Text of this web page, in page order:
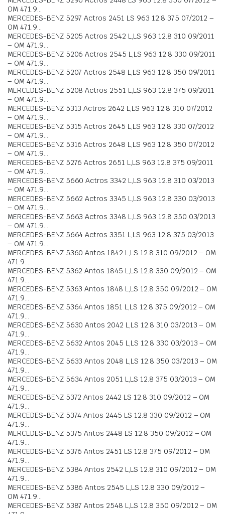
OM 471.9…
MERCEDES-BENZ 5297 Actros 2451 LS 963 12.8 375 07/2012 –
OM 471.9…
MERCEDES-BENZ 5205 Actros 2542 L,LS 963 12.8 310 09/2011
– OM 471.9…
MERCEDES-BENZ 5206 Actros 2545 L,LS 963 12.8 330 09/2011
– OM 471.9…
MERCEDES-BENZ 5207 Actros 2548 L,LS 963 12.8 350 09/2011
– OM 471.9…
MERCEDES-BENZ 5208 Actros 2551 L,LS 963 12.8 375 09/2011
– OM 471.9…
MERCEDES-BENZ 5313 Actros 2642 L,LS 963 12.8 310 07/2012
– OM 471.9…
MERCEDES-BENZ 5315 Actros 2645 L,LS 963 12.8 330 07/2012
– OM 471.9…
MERCEDES-BENZ 5316 Actros 2648 L,LS 963 12.8 350 07/2012
– OM 471.9…
MERCEDES-BENZ 5276 Actros 2651 L,LS 963 12.8 375 09/2011
– OM 471.9…
MERCEDES-BENZ 5660 Actros 3342 L,LS 963 12.8 310 03/2013
– OM 471.9…
MERCEDES-BENZ 5662 Actros 3345 L,LS 963 12.8 330 03/2013
– OM 471.9…
MERCEDES-BENZ 5663 Actros 3348 L,LS 963 12.8 350 03/2013
– OM 471.9…
MERCEDES-BENZ 5664 Actros 3351 L,LS 963 12.8 375 03/2013
– OM 471.9…
MERCEDES-BENZ 5360 Antos 1842 L,LS 12.8 310 09/2012 – OM
471.9…
MERCEDES-BENZ 5362 Antos 1845 L,LS 12.8 330 09/2012 – OM
471.9…
MERCEDES-BENZ 5363 Antos 1848 L,LS 12.8 350 09/2012 – OM
471.9…
MERCEDES-BENZ 5364 Antos 1851 L,LS 12.8 375 09/2012 – OM
471.9…
MERCEDES-BENZ 5630 Antos 2042 L,LS 12.8 310 03/2013 – OM
471.9…
MERCEDES-BENZ 5632 Antos 2045 L,LS 12.8 330 03/2013 – OM
471.9…
MERCEDES-BENZ 5633 Antos 2048 L,LS 12.8 350 03/2013 – OM
471.9…
MERCEDES-BENZ 5634 Antos 2051 L,LS 12.8 375 03/2013 – OM
471.9…
MERCEDES-BENZ 5372 Antos 2442 LS 12.8 310 09/2012 – OM
471.9…
MERCEDES-BENZ 5374 Antos 2445 LS 12.8 330 09/2012 – OM
471.9…
MERCEDES-BENZ 5375 Antos 2448 LS 12.8 350 09/2012 – OM
471.9…
MERCEDES-BENZ 5376 Antos 2451 LS 12.8 375 09/2012 – OM
471.9…
MERCEDES-BENZ 5384 Antos 2542 L,LS 12.8 310 09/2012 – OM
471.9…
MERCEDES-BENZ 5386 Antos 2545 L,LS 12.8 330 09/2012 –
OM 471.9…
MERCEDES-BENZ 5387 Antos 2548 L,LS 12.8 350 09/2012 – OM